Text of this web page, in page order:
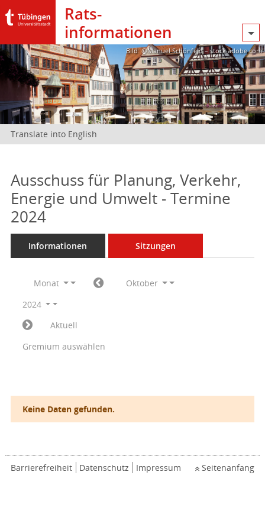
Rats­
informationen
Bild: @Manuel Schönfeld – stock.adobe.com
Translate into English
Ausschuss für Planung, Verkehr,
Energie und Umwelt - Termine
2024
Informationen Sitzungen
Monat
Oktober
2024
Aktuell
Gremium auswählen
Keine Daten gefunden.
Barrierefreiheit Datenschutz Impressum Seitenanfang